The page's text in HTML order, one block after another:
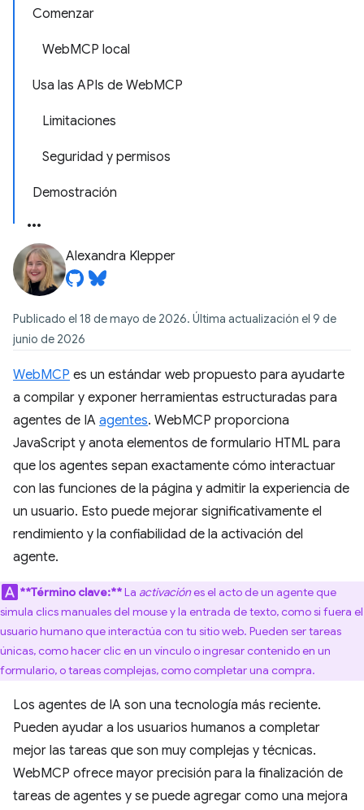
Comenzar
WebMCP local
Usa las APIs de WebMCP
Limitaciones
Seguridad y permisos
Demostración
Alexandra Klepper
Publicado el 18 de mayo de 2026. Última actualización el 9 de
junio de 2026
WebMCP es un estándar web propuesto para ayudarte
a compilar y exponer herramientas estructuradas para
agentes de IA agentes. WebMCP proporciona
JavaScript y anota elementos de formulario HTML para
que los agentes sepan exactamente cómo interactuar
con las funciones de la página y admitir la experiencia de
un usuario. Esto puede mejorar significativamente el
rendimiento y la confiabilidad de la activación del
agente.
**Término clave:**La activaciónes el acto de un agente que
simula clics manuales del mouse y la entrada de texto, como si fuera el
usuario humano que interactúa con tu sitio web. Pueden ser tareas
únicas, como hacer clic en un vínculo o ingresar contenido en un
formulario, o tareas complejas, como completar una compra.
Los agentes de IA son una tecnología más reciente.
Pueden ayudar a los usuarios humanos a completar
mejor las tareas que son muy complejas y técnicas.
WebMCP ofrece mayor precisión para la finalización de
tareas de agentes y se puede agregar como una mejora